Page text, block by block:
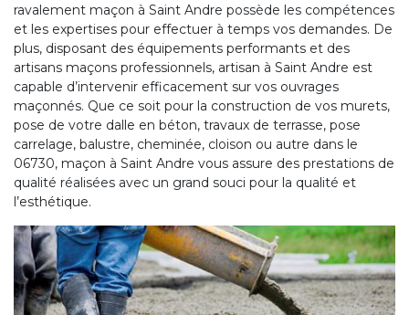
ravalement maçon à Saint Andre possède les compétences
et les expertises pour effectuer à temps vos demandes. De
plus, disposant des équipements performants et des
artisans maçons professionnels, artisan à Saint Andre est
capable d’intervenir efficacement sur vos ouvrages
maçonnés. Que ce soit pour la construction de vos murets,
pose de votre dalle en béton, travaux de terrasse, pose
carrelage, balustre, cheminée, cloison ou autre dans le
06730, maçon à Saint Andre vous assure des prestations de
qualité réalisées avec un grand souci pour la qualité et
l’esthétique.